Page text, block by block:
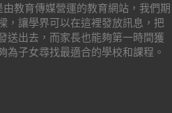
教育傳媒營運的教育網站，我們期
，讓學界可以在這裡發放訊息，把
送出去，而家長也能夠第一時間獲
為子女尋找最適合的學校和課程。